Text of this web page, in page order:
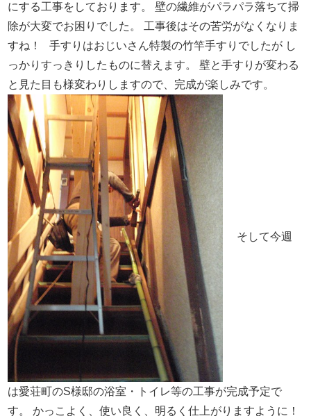
にする工事をしております。
壁の繊維がパラパラ落ちて掃
除が大変でお困りでした。
工事後はその苦労がなくなりま
すね！
手すりはおじいさん特製の竹竿手すりでしたが し
っかりすっきりしたものに替えます。
壁と手すりが変わる
と見た目も様変わりしますので、 完成が楽しみです。
そして今週
は愛荘町のS様邸の浴室・トイレ等の工事が完成予定で
す。
かっこよく、使い良く、明るく仕上がりますように！